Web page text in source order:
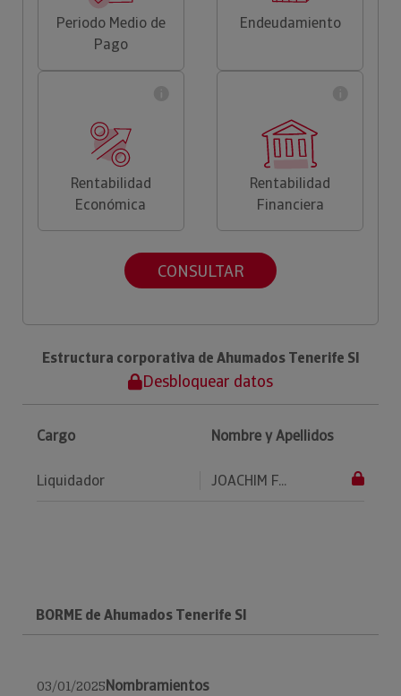
Periodo Medio de
Pago
Endeudamiento
Rentabilidad
Económica
Rentabilidad
Financiera
CONSULTAR
Estructura corporativa de Ahumados Tenerife Sl
Desbloquear datos
Cargo Nombre y Apellidos
Liquidador JOACHIM F...
BORME de Ahumados Tenerife Sl
03/01/2025Nombramientos